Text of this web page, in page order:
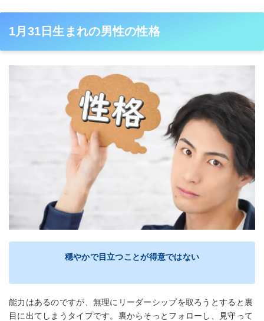
1月31日生まれの男性の性格
穏やかで目立つことが得意ではない
能力はあるのですが、無理にリーダーシップを取ろうとすると裏
目に出てしまうタイプです。裏からそっとフォローし、見守って